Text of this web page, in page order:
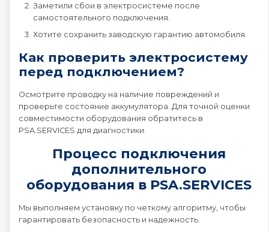
Заметили сбои в электросистеме после
самостоятельного подключения.
Хотите сохранить заводскую гарантию автомобиля.
Как проверить электросистему
перед подключением?
Осмотрите проводку на наличие повреждений и
проверьте состояние аккумулятора. Для точной оценки
совместимости оборудования обратитесь в
PSA.SERVICES для диагностики.
Процесс подключения
дополнительного
оборудования в PSA.SERVICES
Мы выполняем установку по четкому алгоритму, чтобы
гарантировать безопасность и надежность.